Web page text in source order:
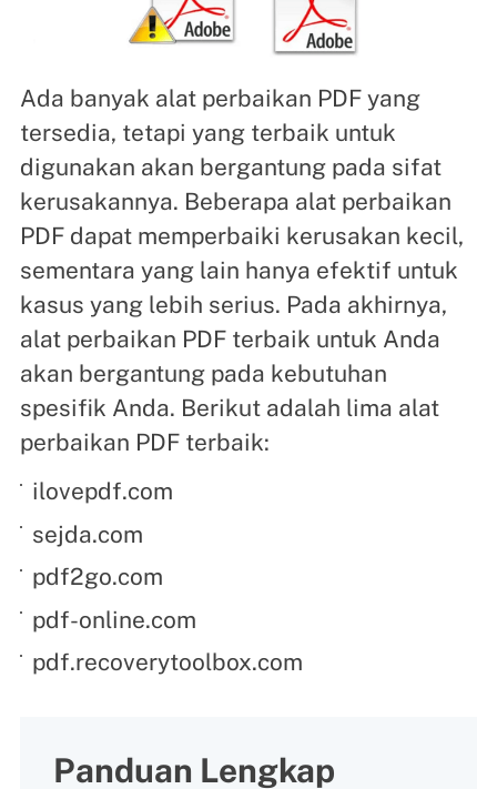
Ada banyak alat perbaikan PDF yang
tersedia, tetapi yang terbaik untuk
digunakan akan bergantung pada sifat
kerusakannya. Beberapa alat perbaikan
PDF dapat memperbaiki kerusakan kecil,
sementara yang lain hanya efektif untuk
kasus yang lebih serius. Pada akhirnya,
alat perbaikan PDF terbaik untuk Anda
akan bergantung pada kebutuhan
spesifik Anda. Berikut adalah lima alat
perbaikan PDF terbaik:
ilovepdf.com
sejda.com
pdf2go.com
pdf-online.com
pdf.recoverytoolbox.com
Panduan Lengkap